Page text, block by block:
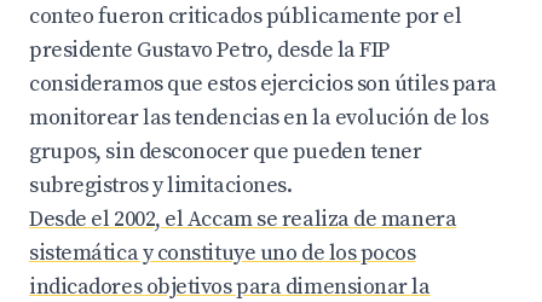
conteo fueron criticados públicamente por el
presidente Gustavo Petro, desde la FIP
consideramos que estos ejercicios son útiles para
monitorear las tendencias en la evolución de los
grupos, sin desconocer que pueden tener
subregistros y limitaciones.
Desde el 2002, el Accam se realiza de manera
sistemática y constituye uno de los pocos
indicadores objetivos para dimensionar la